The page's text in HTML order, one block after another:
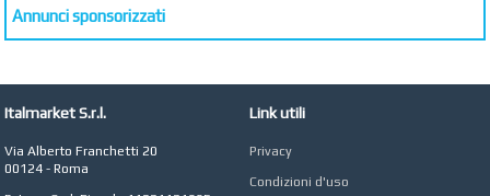
Roma
Azienda Agricola a
Digital marketing e Web
Annunci sponsorizzati
Italmarket S.r.l.
Via Alberto Franchetti 20
00124 - Roma
Link utili
Privacy
Condizioni d'uso